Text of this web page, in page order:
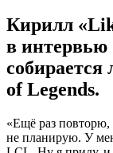
Кирилл
в интервью
собирается
of Legends.
«Ещё раз повторю,
не планирую. У